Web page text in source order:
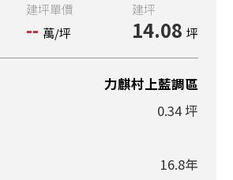
建坪單價
-- 萬/坪
建坪
14.08 坪
力麒村上藍調區
0.34 坪
16.8年